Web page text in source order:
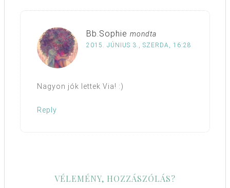
Bb.Sophie mondta
2015. JÚNIUS 3., SZERDA, 16:28
Nagyon jók lettek Via! :)
Reply
VÉLEMÉNY, HOZZÁSZÓLÁS?